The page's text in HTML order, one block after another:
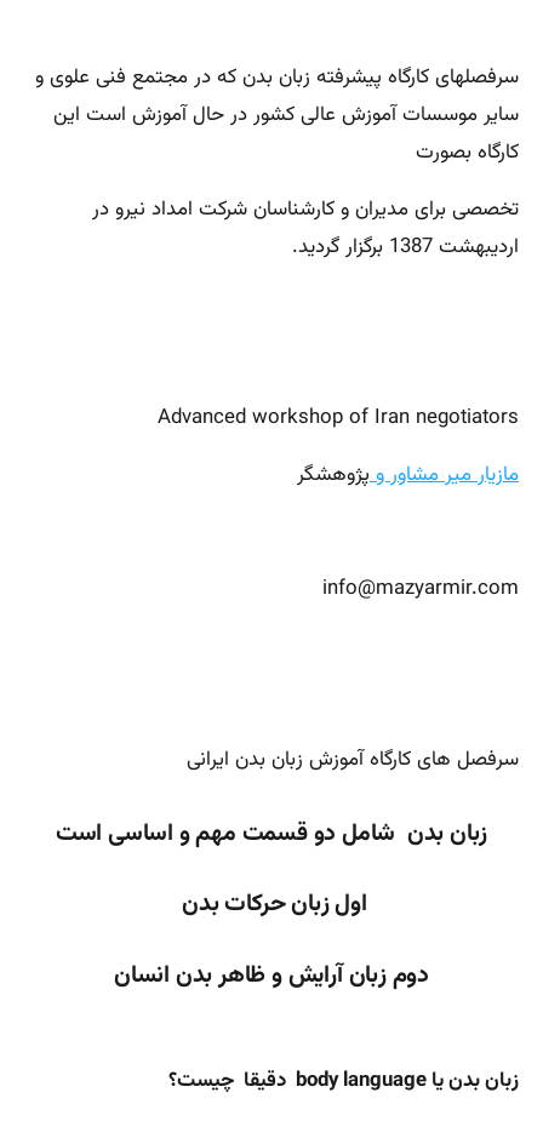
سرفصلهای کارگاه پیشرفته زبان بدن که در مجتمع فنی علوی و
سایر موسسات آموزش عالی کشور در حال آموزش است این
کارگاه بصورت
تخصصی برای مدیران و کارشناسان شرکت امداد نیرو در
اردیبهشت 1387 برگزار گردید.
Advanced workshop of Iran negotiators
مازیار میر مشاور وپژوهشگر
info@mazyarmir.com
سرفصل های کارگاه آموزش زبان بدن ایرانی
زبان بدن شامل دو قسمت مهم و اساسی است
اول زبان حرکات بدن
دوم زبان آرایش و ظاهر بدن انسان
زبان بدن یا body language دقیقا چيست؟